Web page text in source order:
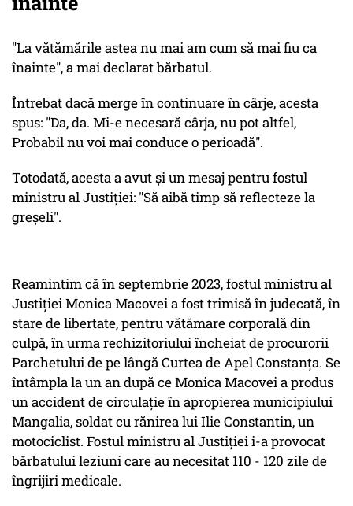
"La vătămările astea nu mai am cum să mai fiu ca
înainte", a mai declarat bărbatul.
Întrebat dacă merge în continuare în cârje, acesta
spus: "Da, da. Mi-e necesară cârja, nu pot altfel,
Probabil nu voi mai conduce o perioadă".
Totodată, acesta a avut și un mesaj pentru fostul
ministru al Justiției: "Să aibă timp să reflecteze la
greșeli".
Reamintim că în septembrie 2023, fostul ministru al
Justiţiei Monica Macovei a fost trimisă în judecată, în
stare de libertate, pentru vătămare corporală din
culpă, în urma rechizitoriului încheiat de procurorii
Parchetului de pe lângă Curtea de Apel Constanţa. Se
întâmpla la un an după ce Monica Macovei a produs
un accident de circulaţie în apropierea municipiului
Mangalia, soldat cu rănirea lui Ilie Constantin, un
motociclist. Fostul ministru al Justiției i-a provocat
bărbatului leziuni care au necesitat 110 - 120 zile de
îngrijiri medicale.